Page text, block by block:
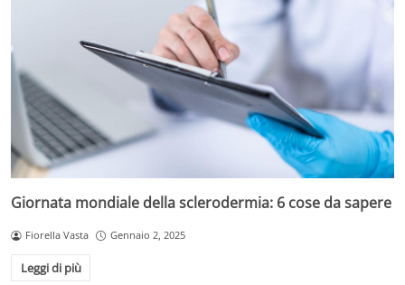
Giornata mondiale della sclerodermia: 6 cose da sapere
Fiorella Vasta Gennaio 2, 2025
Leggi di più